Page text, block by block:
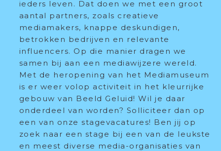
ieders leven. Dat doen we met een groot
aantal partners, zoals creatieve
mediamakers, knappe deskundigen,
betrokken bedrijven en relevante
influencers. Op die manier dragen we
samen bij aan een mediawijzere wereld.
Met de heropening van het Mediamuseum
is er weer volop activiteit in het kleurrijke
gebouw van Beeld Geluid! Wil je daar
onderdeel van worden? Solliciteer dan op
een van onze stagevacatures! Ben jij op
zoek naar een stage bij een van de leukste
en meest diverse media-organisaties van